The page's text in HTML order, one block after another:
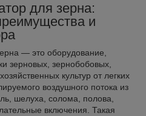
для зерна:
и
— это оборудование,
зерновых, зернобобовых,
культур от легких
воздушного потока из
шелуха, солома, полова,
включения. Такая